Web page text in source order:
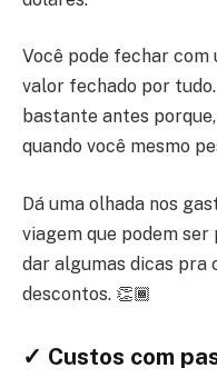
Você pode fechar com
valor fechado por
bastante antes
quando você mesmo
Dá uma olhada nos
viagem que podem
dar algumas dicas pra
descontos. 👏🏾
✓ Custos com